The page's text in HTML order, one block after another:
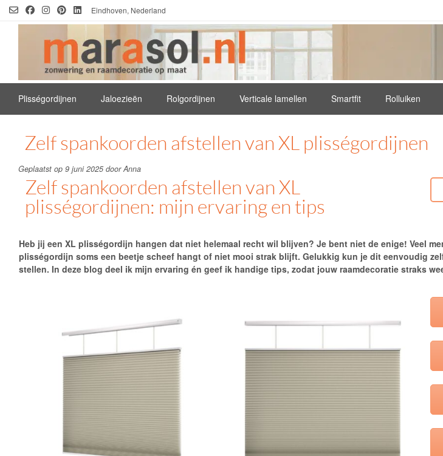
Ga
Eindhoven, Nederland
Plisségordijnen Jaloezieën Rolgordijnen Verticale lamellen Smartfit Rolluiken
Zelf spankoorden afstellen van XL plisségordijnen
Geplaatst op 9 juni 2025doorAnna
Zelf spankoorden afstellen van XL
plisségordijnen: mijn ervaring en tips
Heb jij een XL plisségordijn hangen dat niet helemaal recht wil blijven? Je bent niet de enige! Veel
plisségordijn soms een beetje scheef hangt of niet mooi strak blijft. Gelukkig kun je dit eenvoudig
stellen. In deze blog deel ik mijn ervaring én geef ik handige tips, zodat jouw raamdecoratie straks